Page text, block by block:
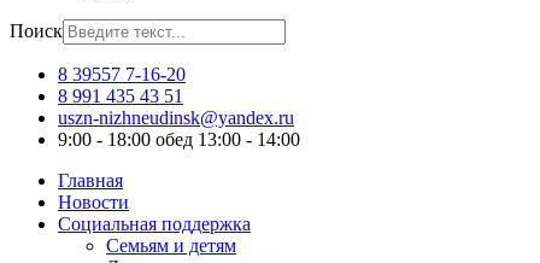
Поиск
8 39557 7-16-20
8 991 435 43 51
uszn-nizhneudinsk@yandex.ru
9:00 - 18:00 обед 13:00 - 14:00
Главная
Новости
Социальная поддержка
Семьям и детям